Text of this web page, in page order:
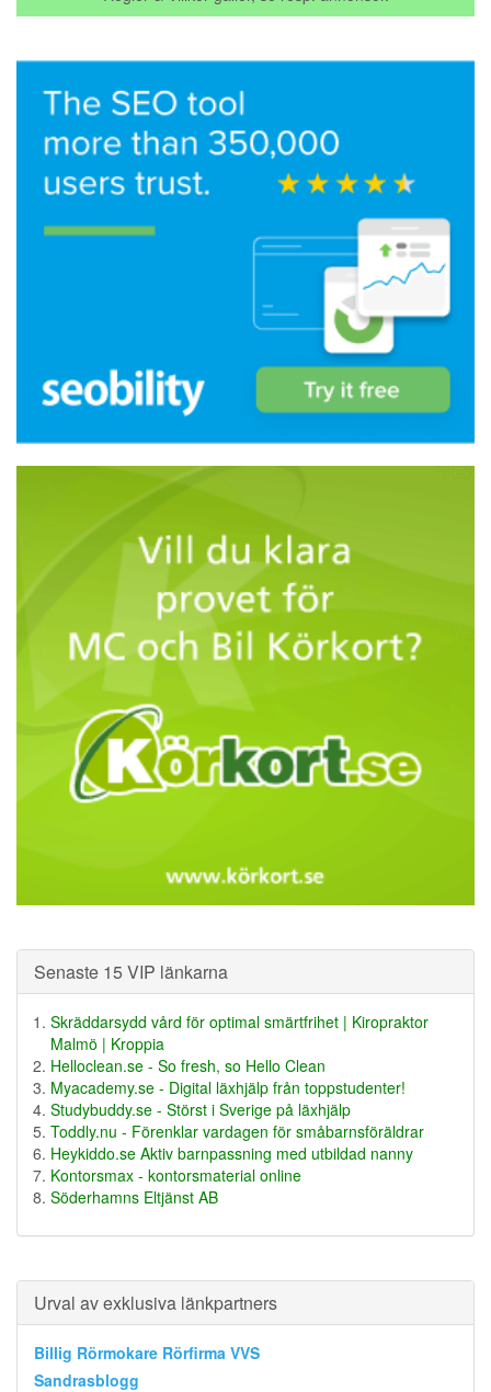
Senaste 15 VIP länkarna
Skräddarsydd vård för optimal smärtfrihet | Kiropraktor
Malmö | Kroppia
Helloclean.se - So fresh, so Hello Clean
Myacademy.se - Digital läxhjälp från toppstudenter!
Studybuddy.se - Störst i Sverige på läxhjälp
Toddly.nu - Förenklar vardagen för småbarnsföräldrar
Heykiddo.se Aktiv barnpassning med utbildad nanny
Kontorsmax - kontorsmaterial online
Söderhamns Eltjänst AB
Urval av exklusiva länkpartners
Billig Rörmokare Rörfirma VVS
Sandrasblogg